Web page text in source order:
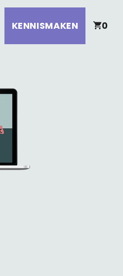
KENNISMAKEN 0